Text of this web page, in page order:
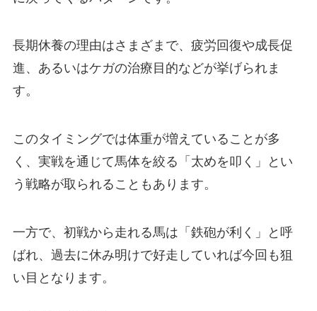
長期休養の理由はさまざまで、疲労回復や成長促
進、あるいはケガの治療目的などが挙げられま
す。
このタイミングでは体重が増えていることが多
く、実戦を通じて馬体を絞る「太めを叩く」とい
う戦略が取られることもあります。
一方で、初戦から走れる馬は「鉄砲が利く」と呼
ばれ、過去に休み明けで好走していれば今回も狙
い目となります。